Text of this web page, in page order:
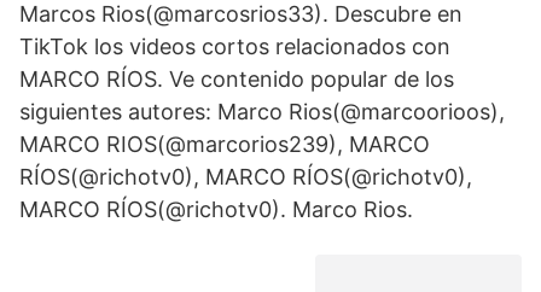
Marcos Rios(@marcosrios33). Descubre en
TikTok los videos cortos relacionados con
MARCO RÍOS. Ve contenido popular de los
siguientes autores: Marco Rios(@marcoorioos),
MARCO RIOS(@marcorios239), MARCO
RÍOS(@richotv0), MARCO RÍOS(@richotv0),
MARCO RÍOS(@richotv0). Marco Rios.